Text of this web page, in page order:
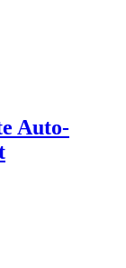
Auto-